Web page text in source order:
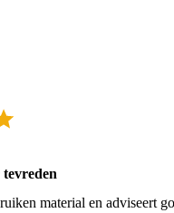
material en adviseert